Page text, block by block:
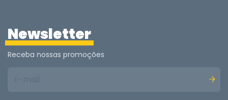
Newsletter
Receba nossas promoções